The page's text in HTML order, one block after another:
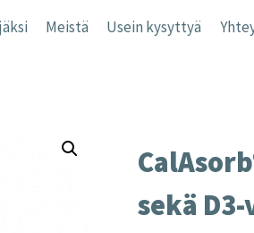
Meistä Usein kysyttyä
sekä